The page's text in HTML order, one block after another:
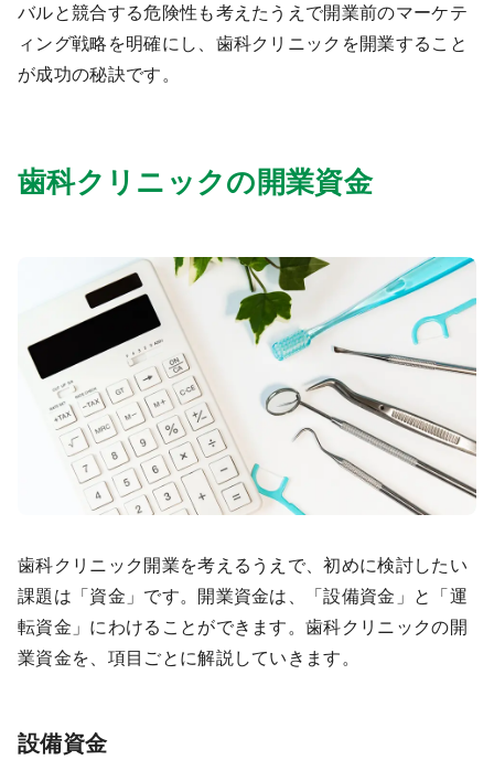
バルと競合する危険性も考えたうえで開業前のマーケテ
ィング戦略を明確にし、歯科クリニックを開業すること
が成功の秘訣です。
歯科クリニックの開業資金
歯科クリニック開業を考えるうえで、初めに検討したい
課題は「資金」です。開業資金は、「設備資金」と「運
転資金」にわけることができます。歯科クリニックの開
業資金を、項目ごとに解説していきます。
設備資金